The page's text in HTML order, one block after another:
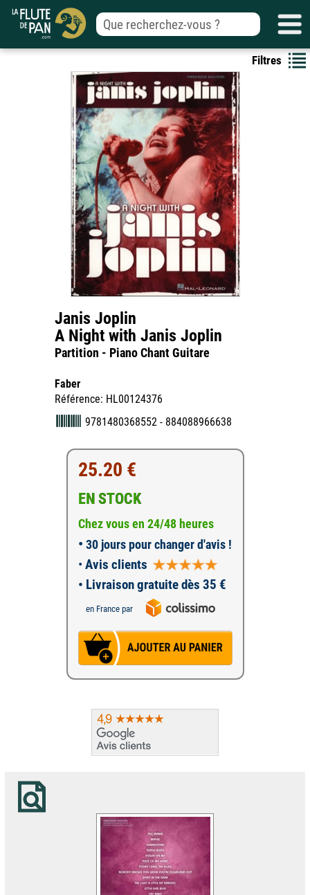
Filtres
Janis Joplin
A Night with Janis Joplin
Partition - Piano Chant Guitare
Faber
Référence: HL00124376
9781480368552 - 884088966638
25.20 €
EN STOCK
Chez vous en 24/48 heures
• 30 jours pour changer d'avis !
• Avis clients
• Livraison gratuite dès 35 €
en France par